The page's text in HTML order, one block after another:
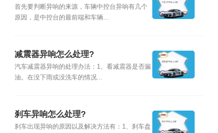
首先要判断异响的来源，车辆中控台异响有几个
原因，是中控台的最前端和车辆...
减震器异响怎么处理?
汽车减震器异响的处理办法：1、看减震器是否漏
油。在没下雨或没洗车的情况...
刹车异响怎么处理?
刹车出现异响的原因以及解决方法有：1、刹车盘